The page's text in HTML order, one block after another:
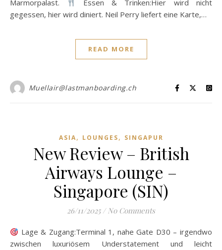
Marmorpalast.
Essen & Trinken:Hier wird nicht
gegessen, hier wird diniert. Neil Perry liefert eine Karte,…
READ MORE
Muellair@lastmanboarding.ch
ASIA, LOUNGES, SINGAPUR
New Review – British
Airways Lounge –
Singapore (SIN)
26/11/2025 / No Comments
Lage & Zugang:Terminal 1, nahe Gate D30 – irgendwo
zwischen luxuriösem Understatement und leicht